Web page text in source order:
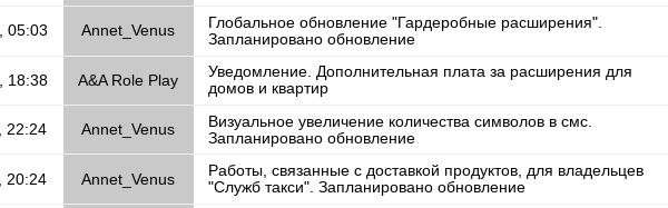
05:03 Annet_Venus
Глобальное обновление "Гардеробные расширения".
Запланировано обновление
18:38 A&A Role Play
Уведомление. Дополнительная плата за расширения для
домов и квартир
22:24 Annet_Venus
Визуальное увеличение количества символов в смс.
Запланировано обновление
20:24 Annet_Venus
Работы, связанные с доставкой продуктов, для владельцев
"Служб такси". Запланировано обновление